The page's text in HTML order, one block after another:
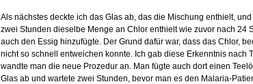
Als nächstes deckte ich das Glas ab, das die Mischung enthielt,
zwei Stunden dieselbe Menge an Chlor enthielt wie zuvor nach 24
auch den Essig hinzufügte. Der Grund dafür war, dass das Chlor,
nicht so schnell entweichen konnte. Ich gab diese Erkenntnis nach
wandte man die neue Prozedur an. Man fügte auch dort einen
Glas ab und wartete zwei Stunden, bevor man es den Malaria-